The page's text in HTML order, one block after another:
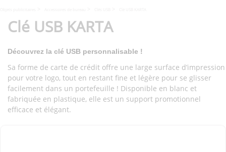
Clé USB KARTA
Découvrez la clé USB personnalisable !
Sa forme de carte de crédit offre une large surface d’impression
pour votre logo, tout en restant fine et légère pour se glisser
facilement dans un portefeuille ! Disponible en blanc et
fabriquée en plastique, elle est un support promotionnel
efficace et élégant.